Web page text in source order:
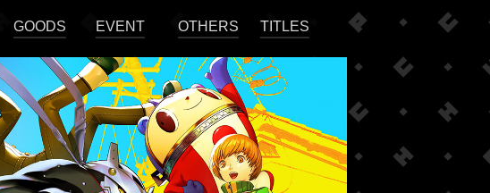
GOODS EVENT OTHERS TITLES